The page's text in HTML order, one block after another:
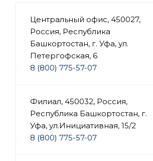
Центральный офис, 450027,
Россия, Республика
Башкортостан, г. Уфа, ул.
Петергофская, 6
8 (800) 775-57-07
Филиал, 450032, Россия,
Республика Башкортостан, г.
Уфа, ул.Инициативная, 15/2
8 (800) 775-57-07